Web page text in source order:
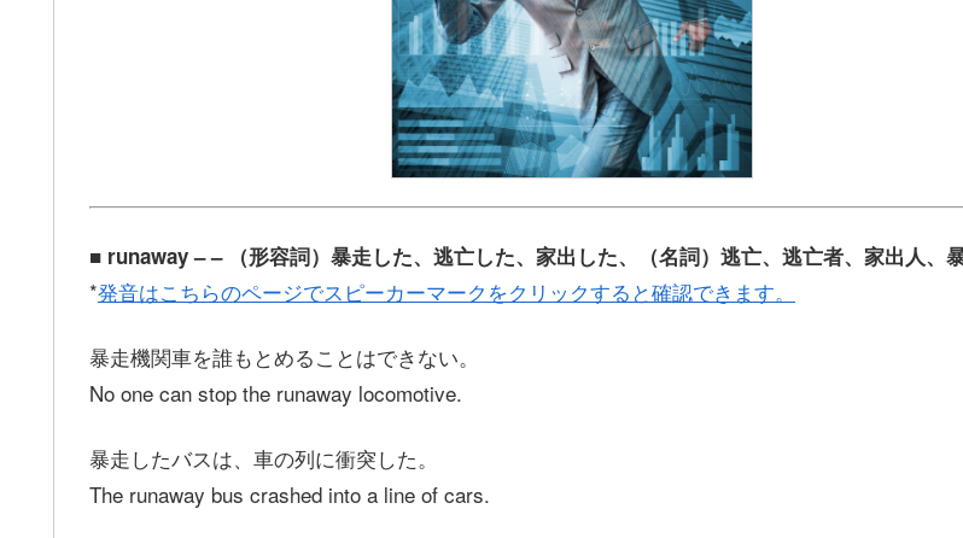
■ runaway – – （形容詞）暴走した、逃亡した、家出した、（名詞）逃亡、逃亡者、家出人、
*発音はこちらのページでスピーカーマークをクリックすると確認できます。
暴走機関車を誰もとめることはできない。
No one can stop the runaway locomotive.
暴走したバスは、車の列に衝突した。
The runaway bus crashed into a line of cars.